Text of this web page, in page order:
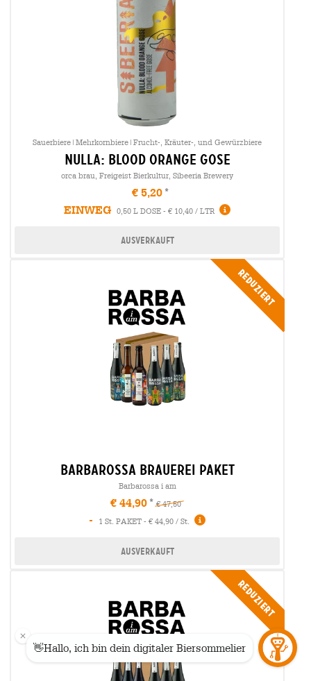
Sauerbiere|Mehrkornbiere|Frucht-, Kräuter-, und Gewürzbiere
nulla: blood orange gose
orca brau, Freigeist Bierkultur, Sibeeria Brewery
€ 5,20
EINWEG
0,50 L DOSE - € 10,40 / LTR
Ausverkauft
Reduziert
barbarossa brauerei Paket
Barbarossa i am
€ 44,90 € 47,50
- 1 St. PAKET - € 44,90 / St.
Ausverkauft
Reduziert